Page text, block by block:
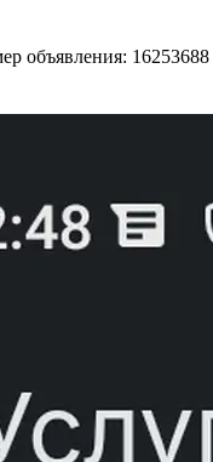
объявления: 16253688